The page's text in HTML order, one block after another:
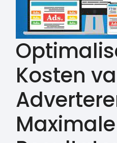
Kosten
Maximale